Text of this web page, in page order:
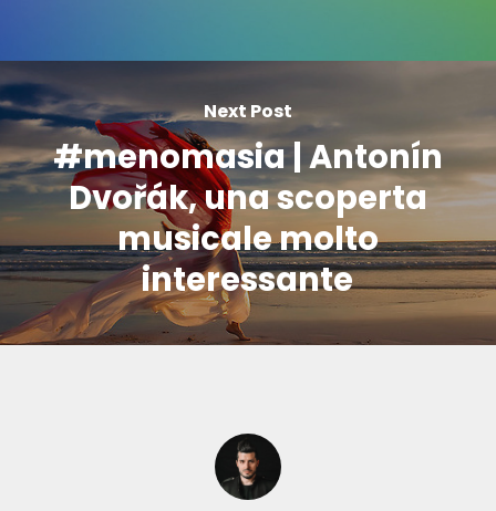
Next Post
#menomasia | Antonín
Dvořák, una scoperta
musicale molto
interessante